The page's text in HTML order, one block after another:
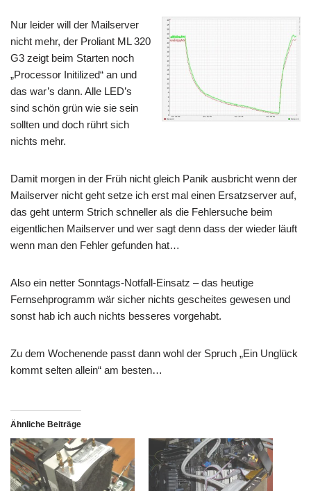
Nur leider will der Mailserver
nicht mehr, der Proliant ML 320
G3 zeigt beim Starten noch
„Processor Initilized“ an und
das war’s dann. Alle LED’s
sind schön grün wie sie sein
sollten und doch rührt sich
nichts mehr.
Damit morgen in der Früh nicht gleich Panik ausbricht wenn der
Mailserver nicht geht setze ich erst mal einen Ersatzserver auf,
das geht unterm Strich schneller als die Fehlersuche beim
eigentlichen Mailserver und wer sagt denn dass der wieder läuft
wenn man den Fehler gefunden hat…
Also ein netter Sonntags-Notfall-Einsatz – das heutige
Fernsehprogramm wär sicher nichts gescheites gewesen und
sonst hab ich auch nichts besseres vorgehabt.
Zu dem Wochenende passt dann wohl der Spruch „Ein Unglück
kommt selten allein“ am besten…
Ähnliche Beiträge